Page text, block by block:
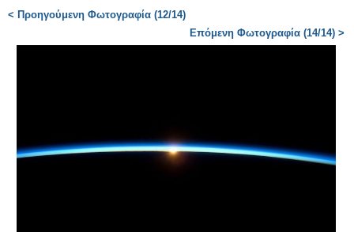
< Προηγούμενη Φωτογραφία (12/14)
Επόμενη Φωτογραφία (14/14) >